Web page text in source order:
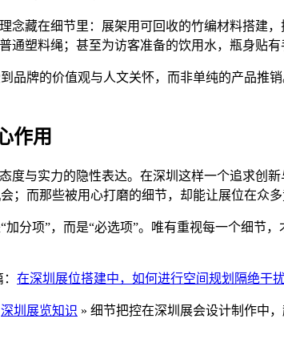
念藏在细节里：展架用可回收的竹编材料搭建
塑料绳；甚至为访客准备的饮用水，瓶身贴有
品牌的价值观与人文关怀，而非单纯的产品推
作用
度与实力的隐性表达。在深圳这样一个追求创
而那些被用心打磨的细节，却能让展位在众多
分项”，而是“必选项”。唯有重视每一个细节
在深圳展位搭建中，如何进行空间规划隔绝干扰
深圳展览知识 » 细节把控在深圳展会设计制作中，